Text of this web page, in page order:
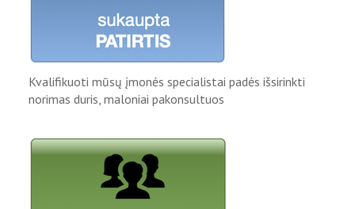
Kvalifikuoti mūsų įmonės specialistai padės išsirinkti
norimas duris, maloniai pakonsultuos